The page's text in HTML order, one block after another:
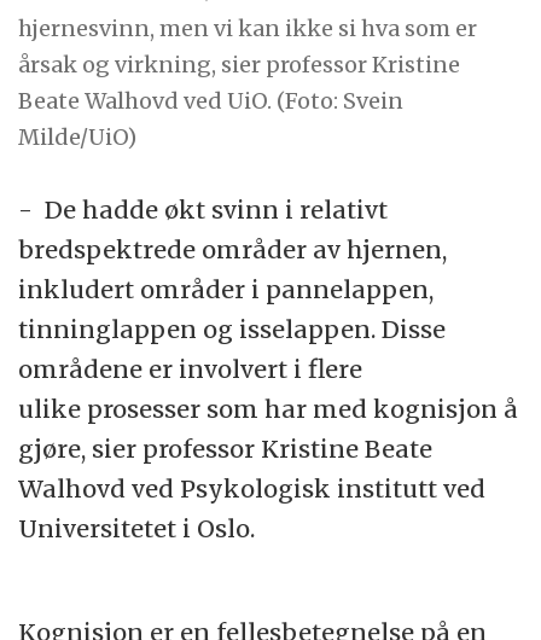
hjernesvinn, men vi kan ikke si hva som er
årsak og virkning, sier professor Kristine
Beate Walhovd ved UiO. (Foto: Svein
Milde/UiO)
- De hadde økt svinn i relativt
bredspektrede områder av hjernen,
inkludert områder i pannelappen,
tinninglappen og isselappen. Disse
områdene er involvert i flere
ulike prosesser som har med kognisjon å
gjøre, sier professor Kristine Beate
Walhovd ved Psykologisk institutt ved
Universitetet i Oslo.
Kognisjon er en fellesbetegnelse på en